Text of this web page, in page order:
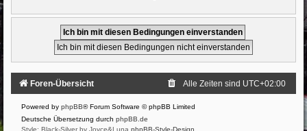
Foren-Übersicht Alle Zeiten sind UTC+02:00
Powered by phpBB® Forum Software © phpBB Limited
Deutsche Übersetzung durch phpBB.de
Style: Black-Silver by Joyce&Luna phpBB-Style-Design